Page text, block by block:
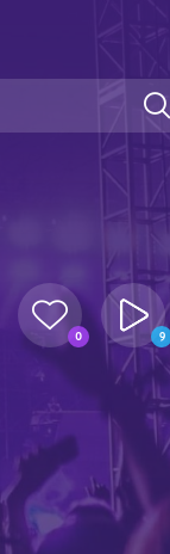
0 9